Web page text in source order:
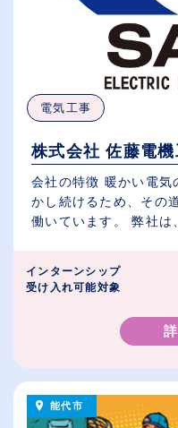
電気工事
株式会社 佐藤電機
会社の特徴 暖かい電気
かし続けるため、その
働いています。 弊社は
インターンシップ
受け入れ可能対象
能代市